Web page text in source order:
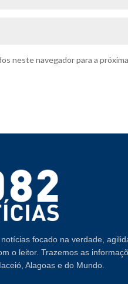
neste navegador para a
focado na verdade,
o leitor. Trazemos as
Alagoas e do Mundo.